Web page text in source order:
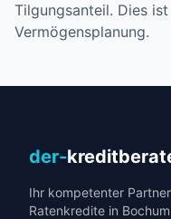
Tilgungsanteil. Dies
Vermögensplanung.
der-
Ihr kompetenter
Ratenkredite in